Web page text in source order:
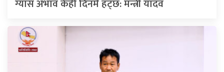
ग्यास अभाव केही दिनमै हट्छ: मन्त्री यादव